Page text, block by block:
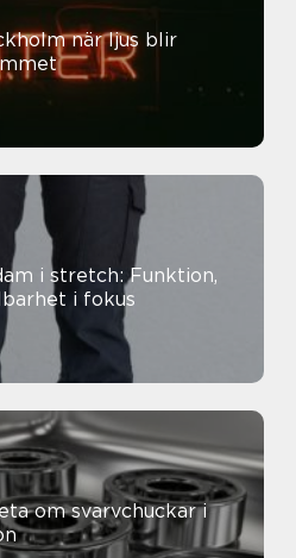
ljus blir
i stretch: Funktion,
i fokus
om svarvchuckar i